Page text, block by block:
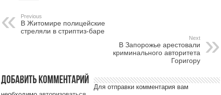
Previous
В Житомире полицейские
стреляли в стриптиз-баре
Next
В Запорожье арестовали
криминального авторитета
Горигору
Добавить комментарий
Для отправки комментария вам